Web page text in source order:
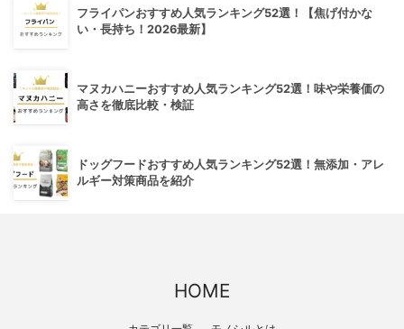
フライパンおすすめ人気ランキング52選！【焦げ付かな
い・長持ち！2026最新】
マヌカハニーおすすめ人気ランキング52選！味や栄養価の
高さを徹底比較・検証
ドッグフードおすすめ人気ランキング52選！無添加・アレ
ルギー対策商品を紹介
HOME